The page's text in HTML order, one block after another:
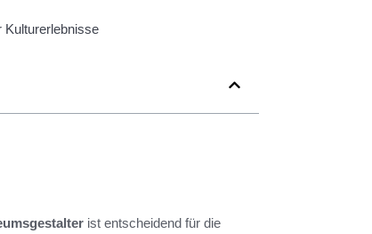
ist entscheidend für die